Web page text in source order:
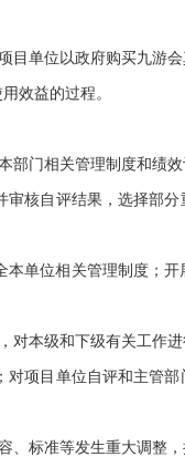
单位以政府购买九游
效益的过程。
门相关管理制度和绩
核自评结果，选择部
单位相关管理制度；
本级和下级有关工作
项目单位自评和主管
标准等发生重大调整